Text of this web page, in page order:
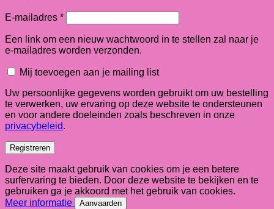
E-mailadres *Vereist
Een link om een nieuw wachtwoord in te stellen zal naar je
e-mailadres worden verzonden.
Mij toevoegen aan je mailing list
Uw persoonlijke gegevens worden gebruikt om uw bestelling
te verwerken, uw ervaring op deze website te ondersteunen
en voor andere doeleinden zoals beschreven in onze
privacybeleid.
Registreren
Deze site maakt gebruik van cookies om je een betere
surfervaring te bieden. Door deze website te bekijken en te
gebruiken ga je akkoord met het gebruik van cookies.
Meer informatie
Aanvaarden